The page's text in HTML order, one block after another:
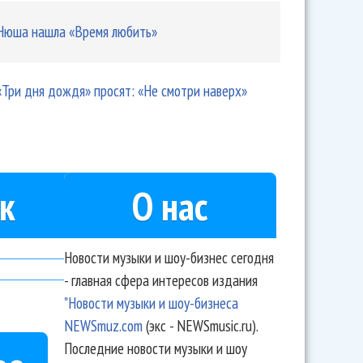
нашла «Время любить»
дня дождя» просят: «Не смотри наверх»
О нас
Новости музыки и шоу-бизнес сегодня
- главная сфера интересов издания
"Новости музыки и шоу-бизнеса
NEWSmuz.com(экс - NEWSmusic.ru).
Последние новости музыки и шоу